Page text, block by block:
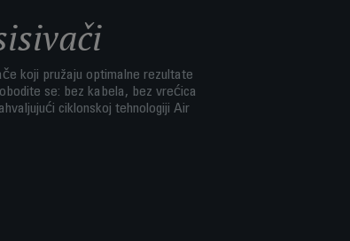
koji pružaju optimalne rezultate
se: bez kabela, bez vrećica
ciklonskoj tehnologiji Air